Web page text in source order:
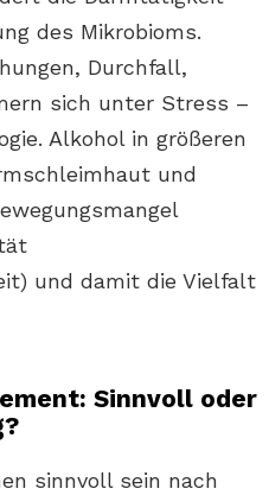
des Mikrobioms.
Durchfall,
sich unter Stress –
Alkohol in größeren
und
und damit die Vielfalt
Sinnvoll oder
sinnvoll sein nach